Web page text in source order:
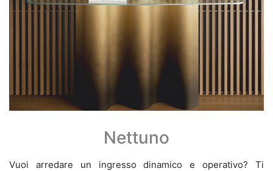
Nettuno
Vuoi arredare un ingresso dinamico e operativo? Ti